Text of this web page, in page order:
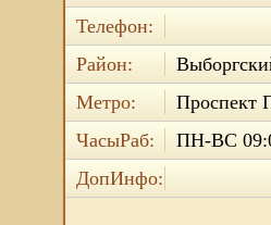
Телефон:
Район:
Метро:
Проспект
ЧасыРаб:
ПН-ВС
ДопИнфо: